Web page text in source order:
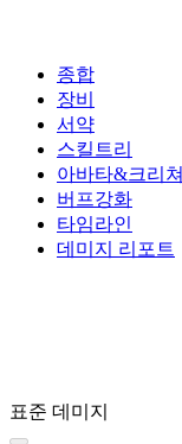
종합
장비
서약
스킬트리
아바타&크리쳐
버프강화
타임라인
데미지 리포트
표준 데미지